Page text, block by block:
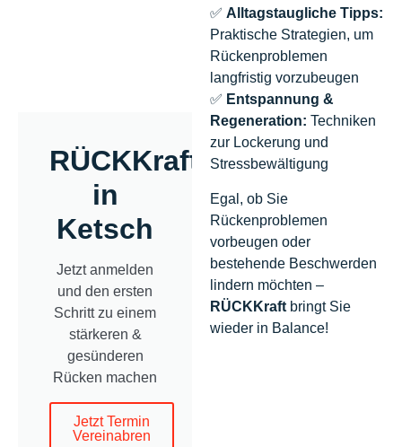
RÜCKKraft
in
Ketsch
Jetzt anmelden
und den ersten
Schritt zu einem
stärkeren &
gesünderen
Rücken machen
Jetzt Termin
Vereinabren
✅ Alltagstaugliche Tipps:
Praktische Strategien, um
Rückenproblemen
langfristig vorzubeugen
✅ Entspannung &
Regeneration: Techniken
zur Lockerung und
Stressbewältigung
Egal, ob Sie
Rückenproblemen
vorbeugen oder
bestehende Beschwerden
lindern möchten –
RÜCKKraft bringt Sie
wieder in Balance!